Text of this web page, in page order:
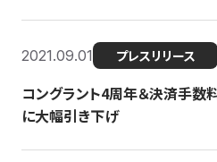
2021.09.01 プレスリリース
コングラント4周年＆決済手
に大幅引き下げ